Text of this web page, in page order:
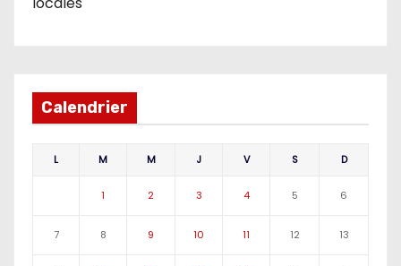
Calendrier
L M M J V S D
1 2 3 4 5 6
7 8 9 10 11 12 13